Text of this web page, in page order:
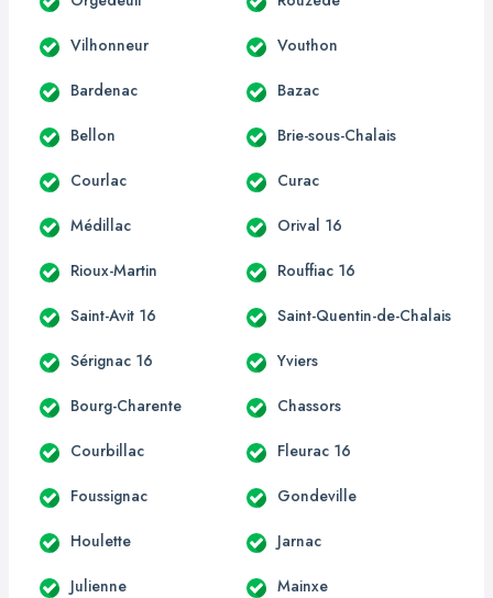
Vilhonneur Vouthon
Bardenac Bazac
Bellon Brie-sous-Chalais
Courlac Curac
Médillac Orival 16
Rioux-Martin Rouffiac 16
Saint-Avit 16 Saint-Quentin-de-Chalais
Sérignac 16 Yviers
Bourg-Charente Chassors
Courbillac Fleurac 16
Foussignac Gondeville
Houlette Jarnac
Julienne Mainxe